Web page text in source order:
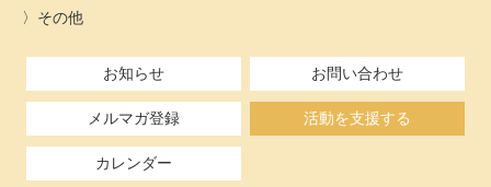
その他
お知らせ お問い合わせ
メルマガ登録 活動を支援する
カレンダー